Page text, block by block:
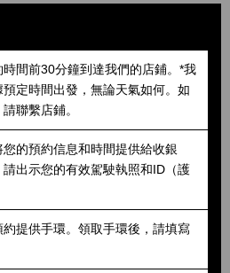
間前30分鐘到達我們的店鋪。*我
定時間出發，無論天氣如何。如
聯繫店鋪。
的預約信息和時間提供給收銀
請出示您的有效駕駛執照和ID（護
提供手環。領取手環後，請填寫